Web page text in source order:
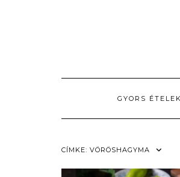
GYORS ÉTELEK
CÍMKE: VÖRÖSHAGYMA